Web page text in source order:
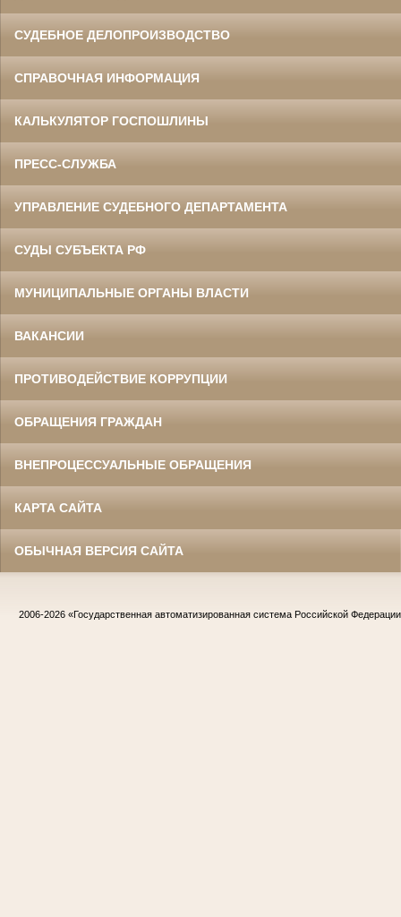
СУДЕБНОЕ ДЕЛОПРОИЗВОДСТВО
СПРАВОЧНАЯ ИНФОРМАЦИЯ
КАЛЬКУЛЯТОР ГОСПОШЛИНЫ
ПРЕСС-СЛУЖБА
УПРАВЛЕНИЕ СУДЕБНОГО ДЕПАРТАМЕНТА
СУДЫ СУБЪЕКТА РФ
МУНИЦИПАЛЬНЫЕ ОРГАНЫ ВЛАСТИ
ВАКАНСИИ
ПРОТИВОДЕЙСТВИЕ КОРРУПЦИИ
ОБРАЩЕНИЯ ГРАЖДАН
ВНЕПРОЦЕССУАЛЬНЫЕ ОБРАЩЕНИЯ
КАРТА САЙТА
ОБЫЧНАЯ ВЕРСИЯ САЙТА
2006-2026 «Государственная автоматизированная система Российской